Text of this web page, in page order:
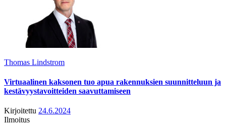
Thomas Lindstrom
Virtuaalinen kaksonen tuo apua rakennuksien suunnitteluun ja
kestävyystavoitteiden saavuttamiseen
Kirjoitettu 24.6.2024
Ilmoitus